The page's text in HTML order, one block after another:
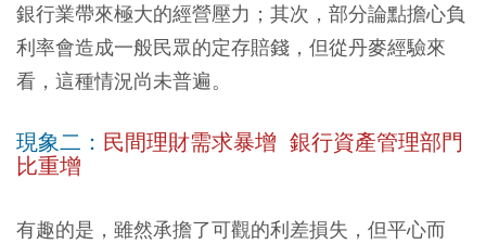
銀行業帶來極大的經營壓力；其次，部分論點擔心負
利率會造成一般民眾的定存賠錢，但從丹麥經驗來
看，這種情況尚未普遍。
現象二： 民間理財需求暴增 銀行資產管理部門
比重增
有趣的是，雖然承擔了可觀的利差損失，但平心而